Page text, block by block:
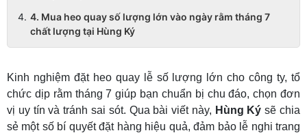
4. Mua heo quay số lượng lớn vào ngày rằm tháng 7
chất lượng tại Hùng Ký
Kinh nghiệm đặt heo quay lễ số lượng lớn cho công ty, tổ
chức dịp rằm tháng 7 giúp bạn chuẩn bị chu đáo, chọn đơn
vị uy tín và tránh sai sót. Qua bài viết này, Hùng Ký sẽ chia
sẻ một số bí quyết đặt hàng hiệu quả, đảm bảo lễ nghi trang